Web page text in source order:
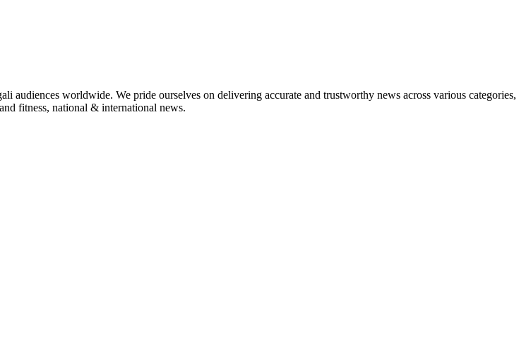
worldwide. We pride ourselves on delivering accurate and trustworthy news across various categories,
fitness, national & international news.